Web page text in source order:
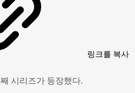
링크를 복사
시리즈가 등장했다.